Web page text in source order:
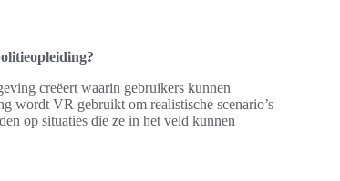
creëert waarin gebruikers kunnen
wordt VR gebruikt om realistische scenario’s
op situaties die ze in het veld kunnen